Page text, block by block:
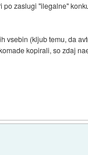
zaslugi "ilegalne"
(kljub temu, da
kopirali, so zdaj